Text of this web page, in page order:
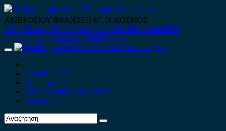
Skip
to
content
ΑΜΒΡΟΣΙΟΥ ΦΡΑΝΤΖΗ 67, Ν.ΚΟΣΜΟΣ
210 9012444 210 9239148 210 9238158 210 9026839
Κινητό-Viber-whatsapp : 6980507900
Primary
Αρχική Σελίδα
Ποιοί είμαστε
Ανταλλακτικά Αυτοκινήτων
Επικοινωνία